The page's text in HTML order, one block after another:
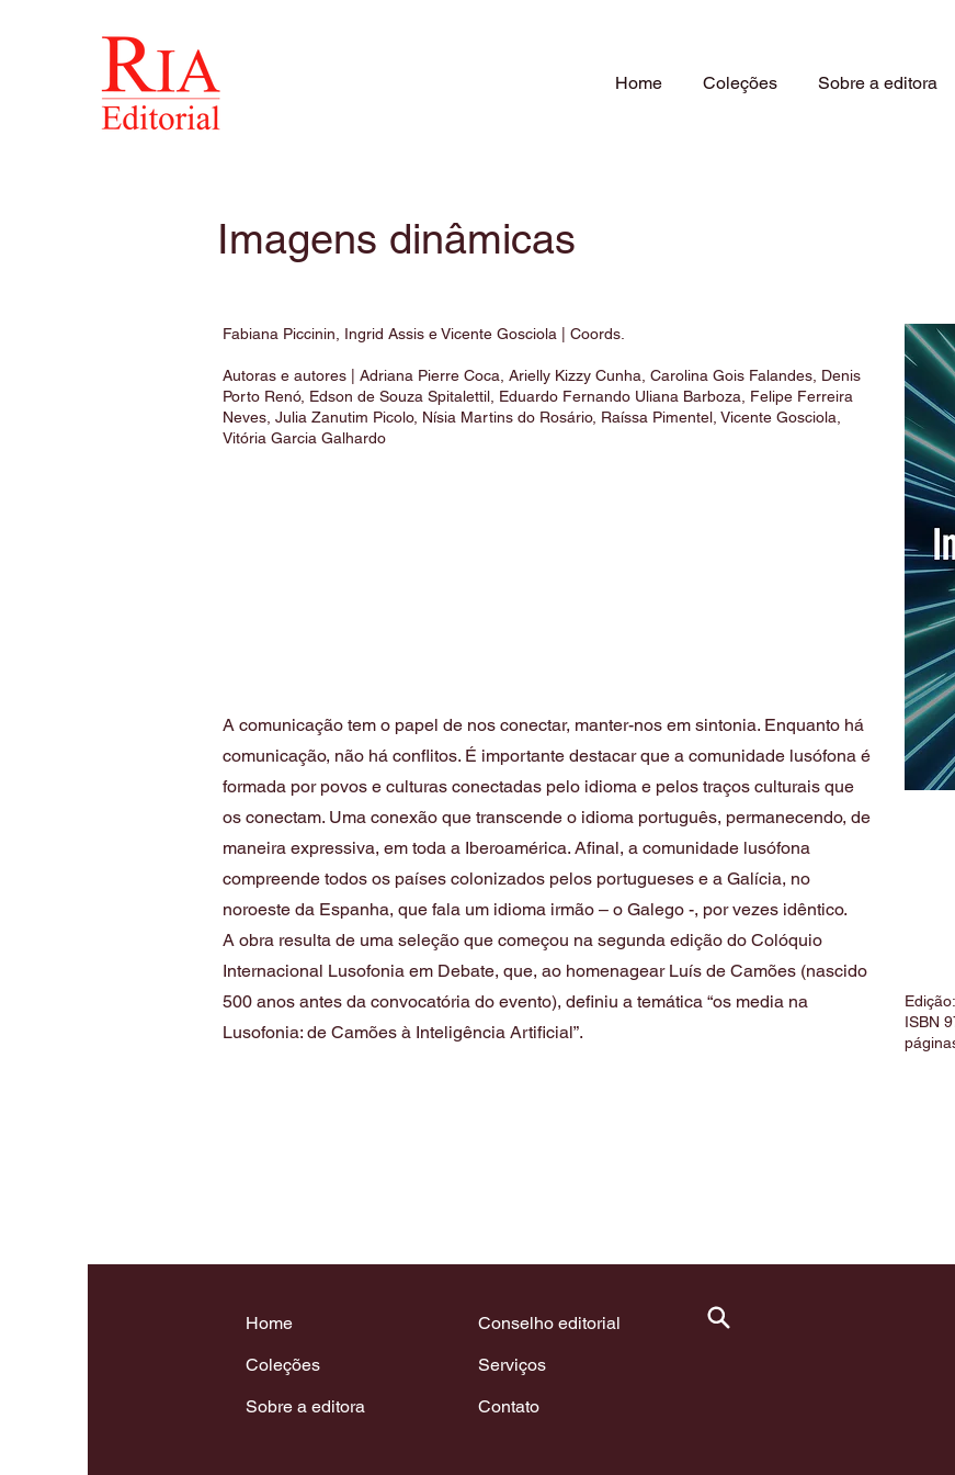
Home Coleções Sobre a editora
Imagens dinâmicas
Fabiana Piccinin, Ingrid Assis e Vicente Gosciola | Coords.
Autoras e autores | Adriana Pierre Coca, Arielly Kizzy Cunha, Carolina Gois Falandes, Denis
Porto Renó, Edson de Souza Spitalettil, Eduardo Fernando Uliana Barboza, Felipe Ferreira
Neves, Julia Zanutim Picolo, Nísia Martins do Rosário, Raíssa Pimentel, Vicente Gosciola,
Vitória Garcia Galhardo
A comunicação tem o papel de nos conectar, manter-nos em sintonia. Enquanto há
comunicação, não há conflitos. É importante destacar que a comunidade lusófona é
formada por povos e culturas conectadas pelo idioma e pelos traços culturais que
os conectam. Uma conexão que transcende o idioma português, permanecendo, de
maneira expressiva, em toda a Iberoamérica. Afinal, a comunidade lusófona
compreende todos os países colonizados pelos portugueses e a Galícia, no
noroeste da Espanha, que fala um idioma irmão – o Galego -, por vezes idêntico.
A obra resulta de uma seleção que começou na segunda edição do Colóquio
Internacional Lusofonia em Debate, que, ao homenagear Luís de Camões (nascido
500 anos antes da convocatória do evento), definiu a temática “os media na
Lusofonia: de Camões à Inteligência Artificial”.
ISBN
Home
Coleções
Sobre a editora
Conselho editorial
Serviços
Contato